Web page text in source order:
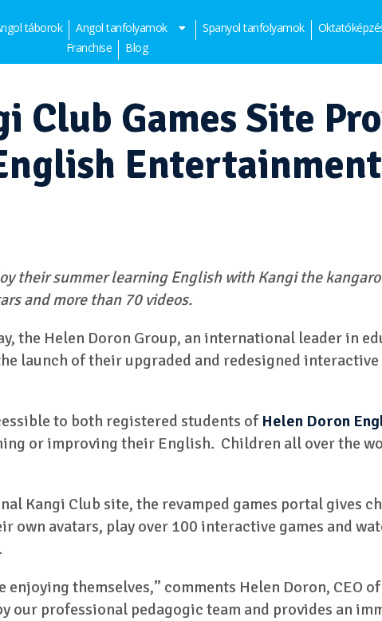
táborok Angol tanfolyamok Spanyol tanfolyamok
Franchise
Blog
Club Games Site
their summer learning English with Kangi the
and more than 70 videos.
the Helen Doron Group, an international leader in
launch of their upgraded and redesigned
to both registered students of Helen Doron
or improving their English. Children all over the
Kangi Club site, the revamped games portal gives
own avatars, play over 100 interactive games and
enjoying themselves,” comments Helen Doron, CEO
our professional pedagogic team and provides an